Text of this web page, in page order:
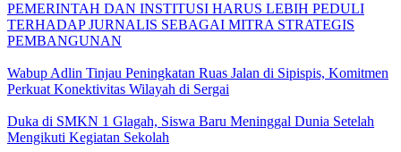
PEMERINTAH DAN INSTITUSI HARUS LEBIH PEDULI
TERHADAP JURNALIS SEBAGAI MITRA STRATEGIS
PEMBANGUNAN
Wabup Adlin Tinjau Peningkatan Ruas Jalan di Sipispis, Komitmen
Perkuat Konektivitas Wilayah di Sergai
Duka di SMKN 1 Glagah, Siswa Baru Meninggal Dunia Setelah
Mengikuti Kegiatan Sekolah